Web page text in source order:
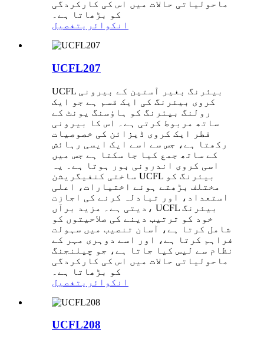
ماحولیاتی حالات میں اس کی کارکردگی
کو بڑھاتا ہے۔
انکوائری تفصیل
UCFL207
UCFL بیئرنگ بغیر آستین کے بیرونی
کروی بیئرنگ کی ایک قسم ہے جو ایک
رولنگ بیئرنگ کو ہاؤسنگ یونٹ کے
ساتھ مربوط کرتی ہے۔ اس کا بیرونی
قطر ایک کروی ڈیزائن کی خصوصیات
رکھتا ہے، جس سے اسے ایک ایسی رہائش
کے ساتھ جمع کیا جا سکتا ہے جس میں
اسی کروی اندرونی بور ہوتا ہے۔ یہ
ساختی کنفیگریشن UCFL بیئرنگ کو
مختلف بڑھتے ہوئے اختیارات، اعلی
استعداد، اور تبادلہ کرنے کی اجازت
دیتی ہے۔ مزید برآں، UCFL بیئرنگ
خود کو ترتیب دینے کی صلاحیتوں کو
شامل کرتا ہے، آسان تنصیب میں سہولت
فراہم کرتا ہے، اور اسے دوہری مہر کے
نظام سے لیس کیا جاتا ہے، جو چیلنجنگ
ماحولیاتی حالات میں اس کی کارکردگی
کو بڑھاتا ہے۔
انکوائری تفصیل
UCFL208